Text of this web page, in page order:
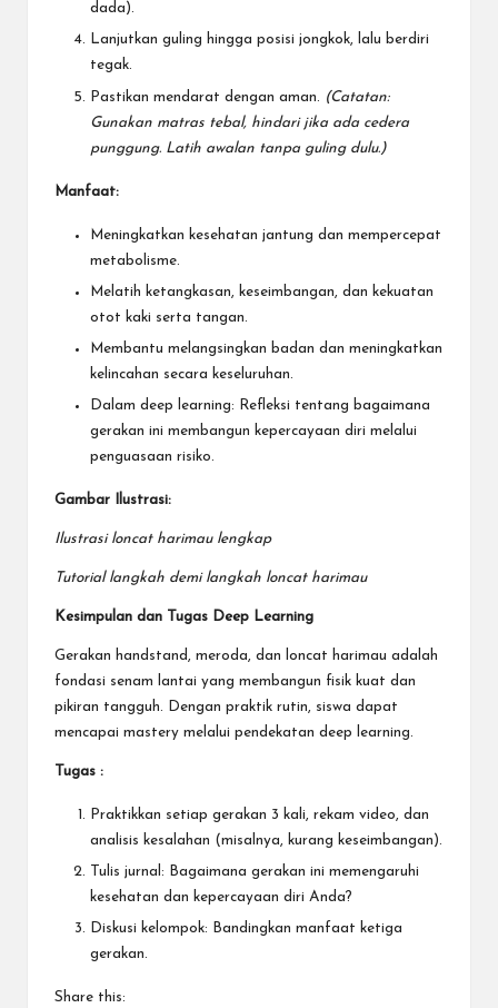
dada).
Lanjutkan guling hingga posisi jongkok, lalu berdiri
tegak.
Pastikan mendarat dengan aman.
(Catatan:
Gunakan matras tebal, hindari jika ada cedera
punggung. Latih awalan tanpa guling dulu.)
Manfaat:
Meningkatkan kesehatan jantung dan mempercepat
metabolisme.
Melatih ketangkasan, keseimbangan, dan kekuatan
otot kaki serta tangan.
Membantu melangsingkan badan dan meningkatkan
kelincahan secara keseluruhan.
Dalam deep learning: Refleksi tentang bagaimana
gerakan ini membangun kepercayaan diri melalui
penguasaan risiko.
Gambar Ilustrasi:
Ilustrasi loncat harimau lengkap
Tutorial langkah demi langkah loncat harimau
Kesimpulan dan Tugas Deep Learning
Gerakan handstand, meroda, dan loncat harimau adalah
fondasi senam lantai yang membangun fisik kuat dan
pikiran tangguh. Dengan praktik rutin, siswa dapat
mencapai mastery melalui pendekatan deep learning.
Tugas :
Praktikkan setiap gerakan 3 kali, rekam video, dan
analisis kesalahan (misalnya, kurang keseimbangan).
Tulis jurnal: Bagaimana gerakan ini memengaruhi
kesehatan dan kepercayaan diri Anda?
Diskusi kelompok: Bandingkan manfaat ketiga
gerakan.
Share this: